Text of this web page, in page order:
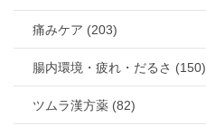
痛みケア (203)
腸内環境・疲れ・だるさ (150)
ツムラ漢方薬 (82)